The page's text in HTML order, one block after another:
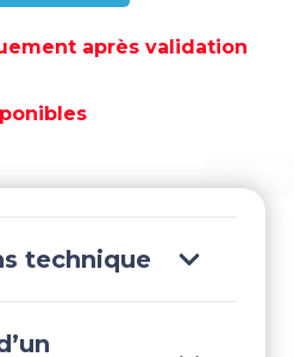
après validation
technique